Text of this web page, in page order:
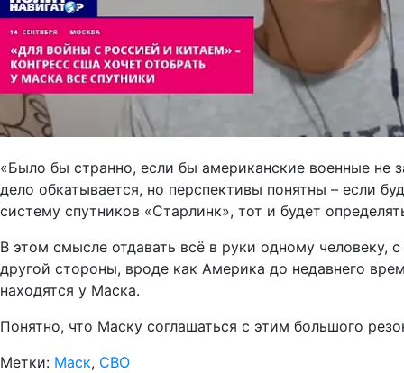
«Было бы странно, если бы американские военные не
дело обкатывается, но перспективы понятны – если
систему спутников «Старлинк», тот и будет
В этом смысле отдавать всё в руки одному человеку,
другой стороны, вроде как Америка до недавнего
находятся у Маска.
Понятно, что Маску соглашаться с этим большого
Метки: Маск, СВО